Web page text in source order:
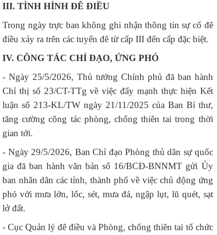
III. TÌNH HÌNH ĐÊ ĐIỀU
Trong ngày trực ban không ghi nhận thông tin sự cố đê
điều xảy ra trên các tuyến đê từ cấp III đến cấp đặc biệt.
IV. CÔNG TÁC CHỈ ĐẠO, ỨNG PHÓ
- Ngày 25/5/2026, Thủ tướng Chính phủ đã ban hành
Chỉ thị số 23/CT-TTg về việc đẩy mạnh thực hiện Kết
luận số 213-KL/TW ngày 21/11/2025 của Ban Bí thư,
tăng cường công tác phòng, chống thiên tai trong thời
gian tới.
- Ngày 29/5/2026, Ban Chỉ đạo Phòng thủ dân sự quốc
gia đã ban hành văn bản số 16/BCĐ-BNNMT gửi Ủy
ban nhân dân các tỉnh, thành phố về việc chủ động ứng
phó với mưa lớn, lốc, sét, mưa đá, ngập lụt, lũ quét, sạt
lở đất.
- Cục Quản lý đê điều và Phòng, chống thiên tai tổ chức